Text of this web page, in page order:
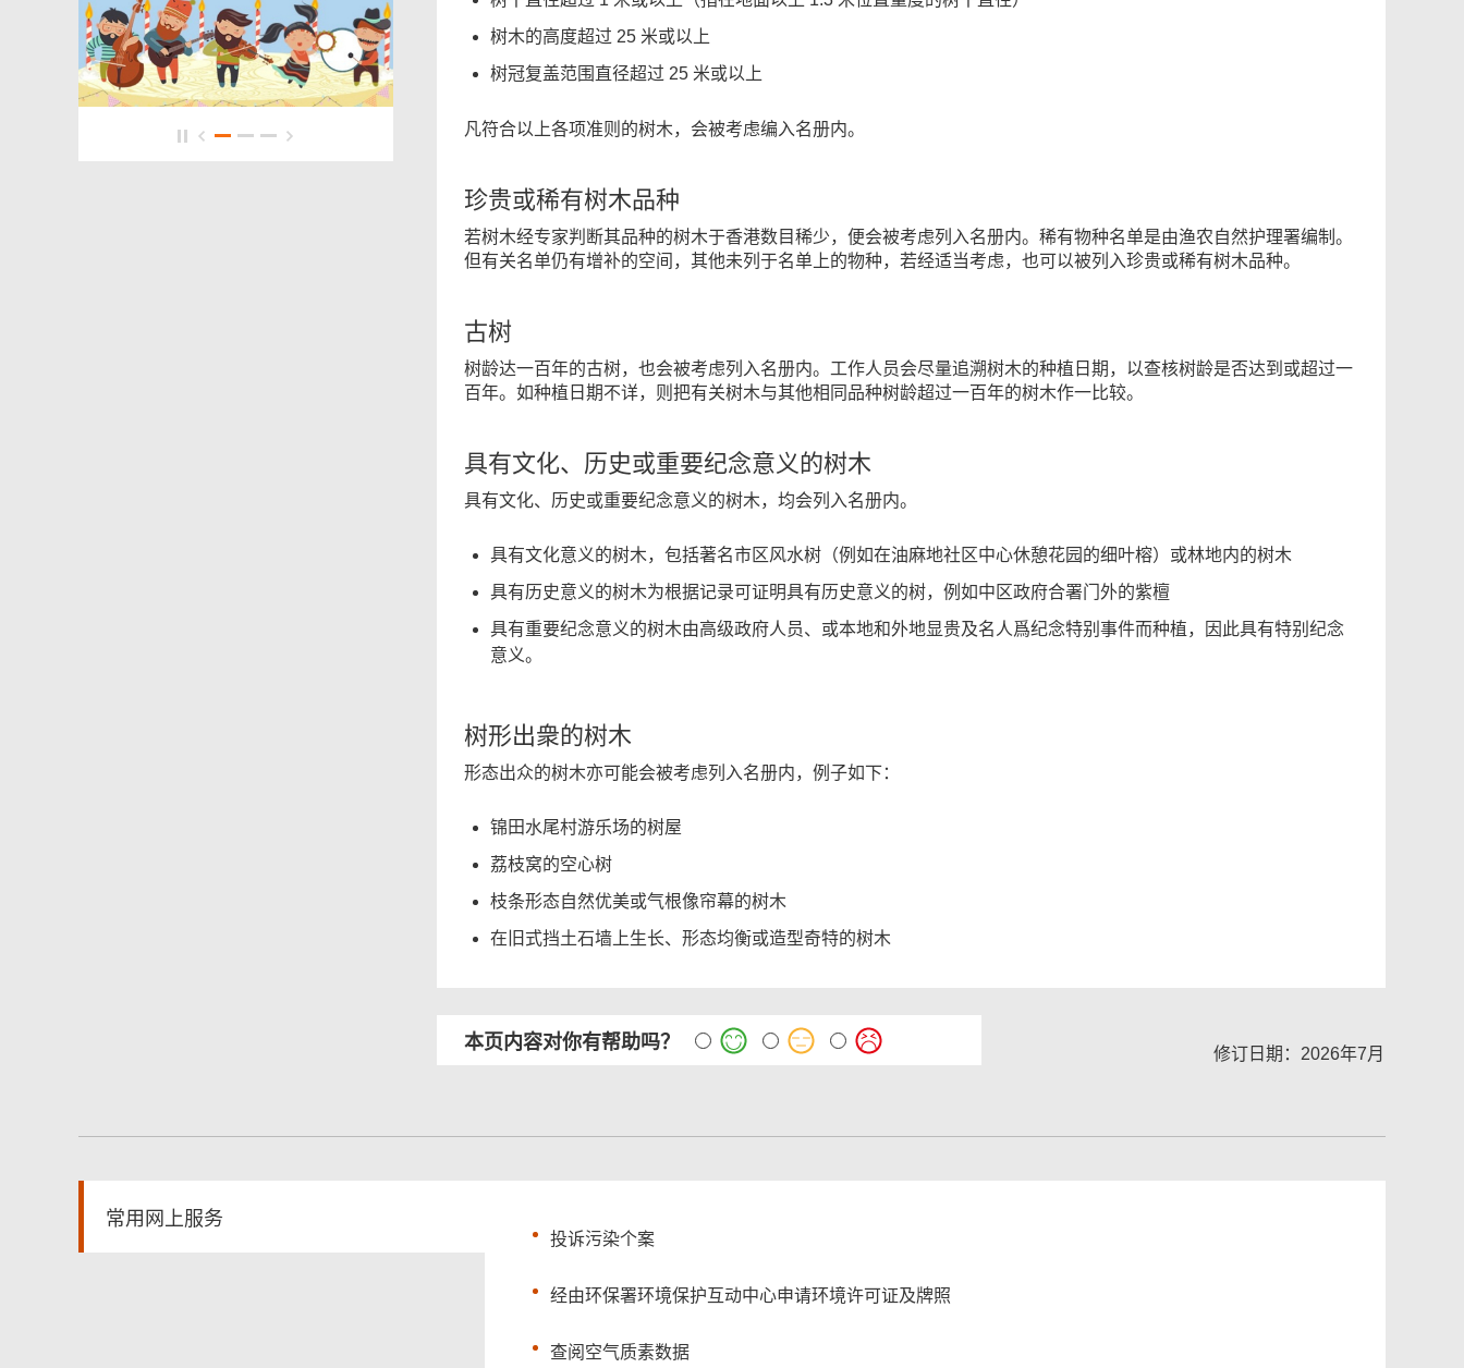
树木的高度超过 25 米或以上
树冠复盖范围直径超过 25 米或以上
凡符合以上各项准则的树木，会被考虑编入名册内。
珍贵或稀有树木品种
若树木经专家判断其品种的树木于香港数目稀少，便会被考虑列入名册内。稀有物种名单是由渔农自然护理署编制。
但有关名单仍有增补的空间，其他未列于名单上的物种，若经适当考虑，也可以被列入珍贵或稀有树木品种。
古树
树龄达一百年的古树，也会被考虑列入名册内。工作人员会尽量追溯树木的种植日期，以查核树龄是否达到或超过一
百年。如种植日期不详，则把有关树木与其他相同品种树龄超过一百年的树木作一比较。
具有文化、历史或重要纪念意义的树木
具有文化、历史或重要纪念意义的树木，均会列入名册内。
具有文化意义的树木，包括著名市区风水树（例如在油麻地社区中心休憩花园的细叶榕）或林地内的树木
具有历史意义的树木为根据记录可证明具有历史意义的树，例如中区政府合署门外的紫檀
具有重要纪念意义的树木由高级政府人员、或本地和外地显贵及名人爲纪念特别事件而种植，因此具有特别纪念
意义。
树形出衆的树木
形态出众的树木亦可能会被考虑列入名册内，例子如下：
锦田水尾村游乐场的树屋
荔枝窝的空心树
枝条形态自然优美或气根像帘幕的树木
在旧式挡土石墙上生长、形态均衡或造型奇特的树木
本页内容对你有帮助吗？
修订日期：2026年7月
常用网上服务
投诉污染个案
经由环保署环境保护互动中心申请环境许可证及牌照
查阅空气质素数据